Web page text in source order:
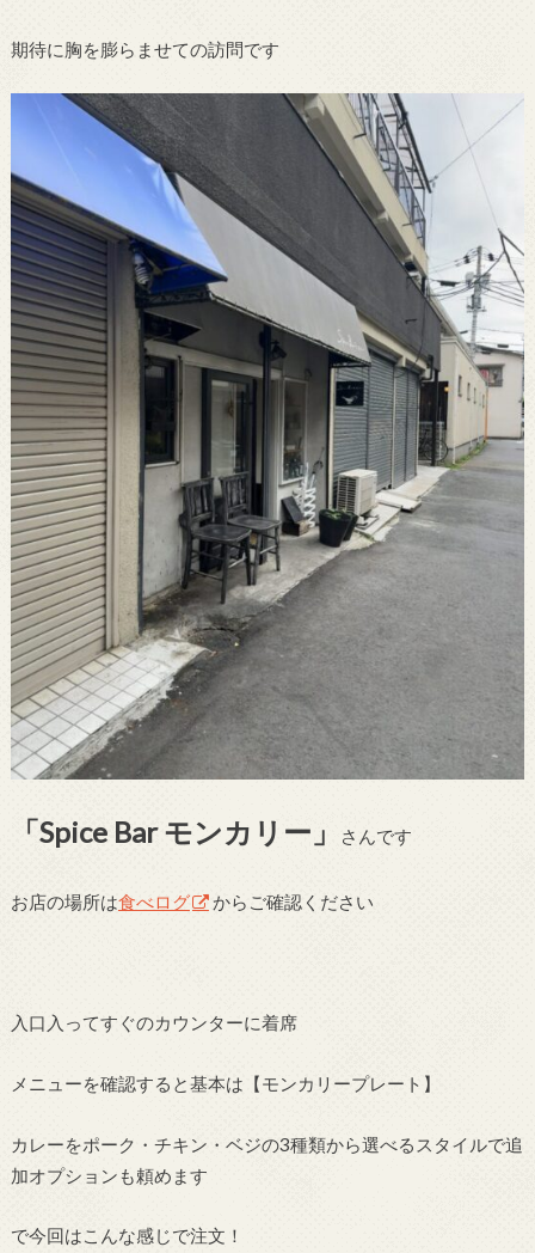
期待に胸を膨らませての訪問です
「Spice Bar モンカリー」 さんです
お店の場所は食べログ からご確認ください
入口入ってすぐのカウンターに着席
メニューを確認すると基本は【モンカリープレート】
カレーをポーク・チキン・ベジの3種類から選べるスタイルで追
加オプションも頼めます
で今回はこんな感じで注文！